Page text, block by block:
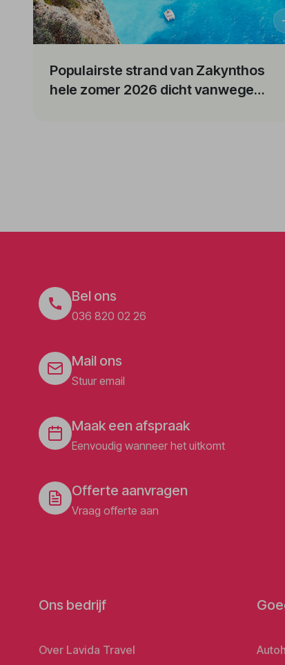
Populairste strand van Zakynthos
hele zomer 2026 dicht vanwege
Bel ons
036 820 02 26
Mail ons
Stuur email
Maak een afspraak
Eenvoudig wanneer het uitkomt
Offerte aanvragen
Vraag offerte aan
Ons bedrijf
Over Lavida Travel